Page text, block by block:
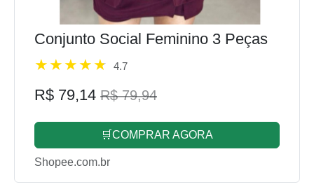
Conjunto Social Feminino 3 Peças
4.7
R$ 79,14 R$ 79,94
🛒COMPRAR AGORA
Shopee.com.br